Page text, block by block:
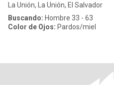
La Unión, La Unión, El Salvador
Buscando: Hombre 33 - 63
Color de Ojos: Pardos/miel